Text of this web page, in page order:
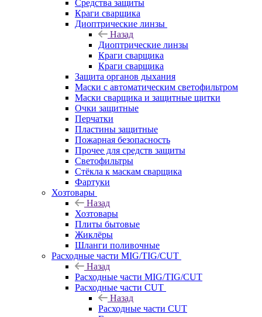
Средства защиты
Краги сварщика
Диоптрические линзы
Назад
Диоптрические линзы
Краги сварщика
Краги сварщика
Защита органов дыхания
Маски с автоматическим светофильтром
Маски сварщика и защитные щитки
Очки защитные
Перчатки
Пластины защитные
Пожарная безопасность
Прочее для средств защиты
Светофильтры
Стёкла к маскам сварщика
Фартуки
Хозтовары
Назад
Хозтовары
Плиты бытовые
Жиклёры
Шланги поливочные
Расходные части MIG/TIG/CUT
Назад
Расходные части MIG/TIG/CUT
Расходные части CUT
Назад
Расходные части CUT